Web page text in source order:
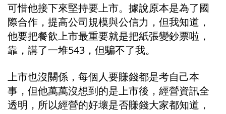
可惜他接下來堅持要上市。據說原本是為了國
際合作，提高公司規模與公信力，但我知道，
他要把餐飲上市最重要就是把紙張變鈔票啦，
靠，講了一堆543，但騙不了我。
上市也沒關係，每個人要賺錢都是考自己本
事，但他萬萬沒想到的是上市後，經營資訊全
透明，所以經營的好壞是否賺錢大家都知道，